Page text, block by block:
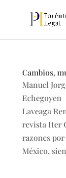
Cambios,
Manuel
Laveaga
revista Iter
razones por
México,